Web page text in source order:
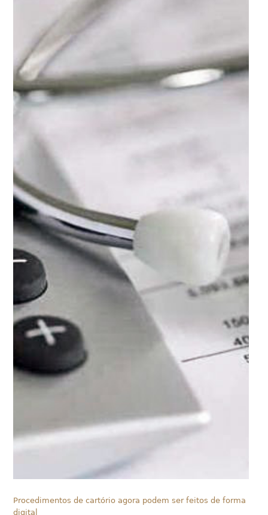
Procedimentos de cartório agora podem ser feitos de forma
digital